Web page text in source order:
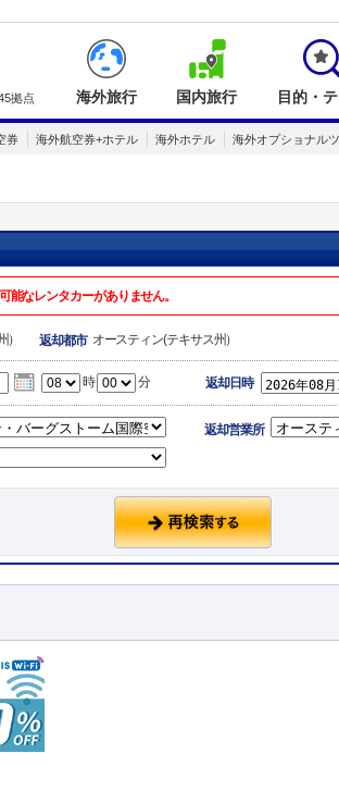
拠点
海外旅行 国内旅行 目的・
券 海外航空券+ホテル 海外ホテル 海外オプショナル
能なレンタカーがありません。
返却都市 オースティン(テキサス州）
時 分 返却日時
返却営業所